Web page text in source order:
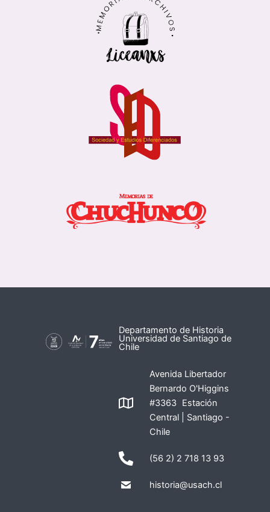
Departamento de Historia
Universidad de Santiago de
Chile
Avenida Libertador
Bernardo O'Higgins
#3363 Estación
Central | Santiago -
Chile
(56 2) 2 718 13 93
historia@usach.cl